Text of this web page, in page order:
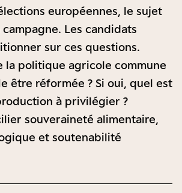
européennes, le sujet
campagne. Les candidats
sur ces questions.
la politique agricole commune
être réformée ? Si oui, quel est
à privilégier ?
souveraineté alimentaire,
et soutenabilité